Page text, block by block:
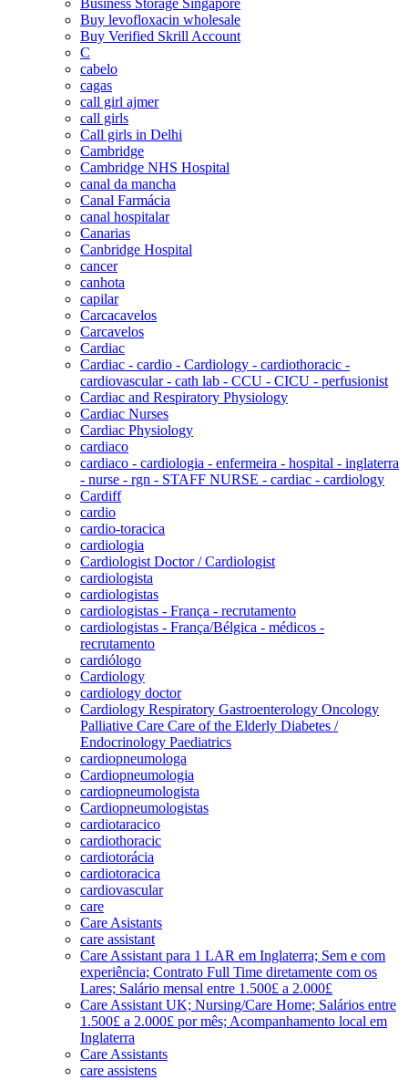
Buy levofloxacin wholesale
Buy Verified Skrill Account
C
cabelo
cagas
call girl ajmer
call girls
Call girls in Delhi
Cambridge
Cambridge NHS Hospital
canal da mancha
Canal Farmácia
canal hospitalar
Canarias
Canbridge Hospital
cancer
canhota
capilar
Carcacavelos
Carcavelos
Cardiac
Cardiac - cardio - Cardiology - cardiothoracic -
cardiovascular - cath lab - CCU - CICU - perfusionist
Cardiac and Respiratory Physiology
Cardiac Nurses
Cardiac Physiology
cardiaco
cardiaco - cardiologia - enfermeira - hospital - inglaterra
- nurse - rgn - STAFF NURSE - cardiac - cardiology
Cardiff
cardio
cardio-toracica
cardiologia
Cardiologist Doctor / Cardiologist
cardiologista
cardiologistas
cardiologistas - França - recrutamento
cardiologistas - França/Bélgica - médicos -
recrutamento
cardiólogo
Cardiology
cardiology doctor
Cardiology Respiratory Gastroenterology Oncology
Palliative Care Care of the Elderly Diabetes /
Endocrinology Paediatrics
cardiopneumologa
Cardiopneumologia
cardiopneumologista
Cardiopneumologistas
cardiotaracico
cardiothoracic
cardiotorácia
cardiotoracica
cardiovascular
care
Care Asistants
care assistant
Care Assistant para 1 LAR em Inglaterra; Sem e com
experiência; Contrato Full Time diretamente com os
Lares; Salário mensal entre 1.500£ a 2.000£
Care Assistant UK; Nursing/Care Home; Salários entre
1.500£ a 2.000£ por mês; Acompanhamento local em
Inglaterra
Care Assistants
care assistens